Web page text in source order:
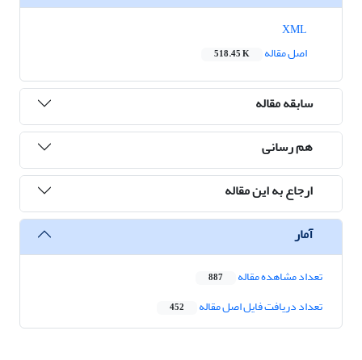
اصل مقاله
518.45 K
سابقه مقاله
هم رسانی
ارجاع به این مقاله
آمار
تعداد مشاهده مقاله 887
تعداد دریافت فایل اصل مقاله 452